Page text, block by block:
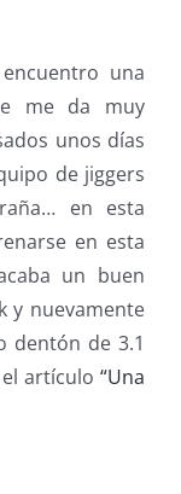
una
me da muy
unos días
de jiggers
en esta
en esta
un buen
y nuevamente
dentón de 3.1
artículo “Una